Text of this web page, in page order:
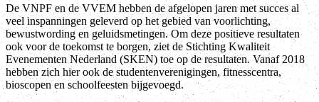
De VNPF en de VVEM hebben de afgelopen jaren met succes al
veel inspanningen geleverd op het gebied van voorlichting,
bewustwording en geluidsmetingen. Om deze positieve resultaten
ook voor de toekomst te borgen, ziet de Stichting Kwaliteit
Evenementen Nederland (SKEN) toe op de resultaten. Vanaf 2018
hebben zich hier ook de studentenverenigingen, fitnesscentra,
bioscopen en schoolfeesten bijgevoegd.